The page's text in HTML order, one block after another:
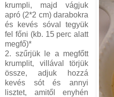
krumpli, majd vágjuk
apró (2*2 cm) darabokra
és kevés sóval tegyük
fel főni (kb. 15 perc alatt
megfő)*
2. szűrjük le a megfőtt
krumplit, villával törjük
össze, adjuk hozzá
kevés sót és annyi
lisztet, amitől enyhén